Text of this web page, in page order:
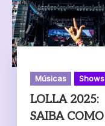
Músicas Shows
LOLLA 2025:
SAIBA COMO